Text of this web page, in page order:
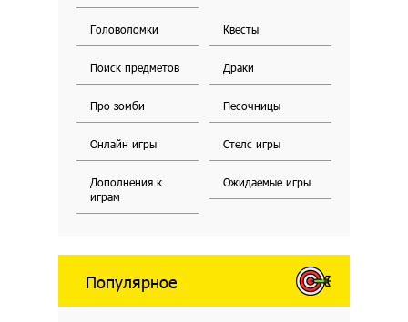
Головоломки Квесты
Поиск предметов Драки
Про зомби Песочницы
Онлайн игры Стелс игры
Дополнения к
играм
Ожидаемые игры
Популярное